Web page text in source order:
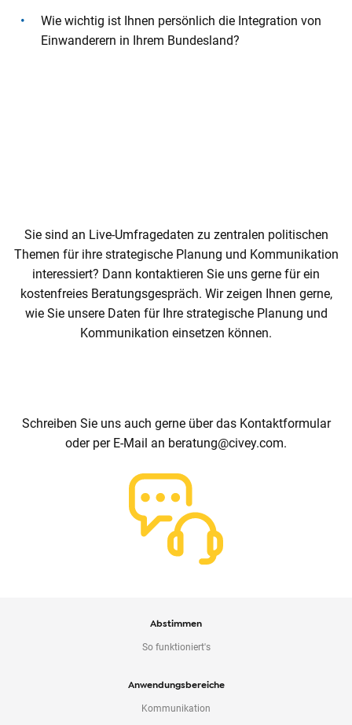
Wie wichtig ist Ihnen persönlich die Integration von
Einwanderern in Ihrem Bundesland?
Sie sind an Live-Umfragedaten zu zentralen politischen
Themen für ihre strategische Planung und Kommunikation
interessiert? Dann kontaktieren Sie uns gerne für ein
kostenfreies Beratungsgespräch. Wir zeigen Ihnen gerne,
wie Sie unsere Daten für Ihre strategische Planung und
Kommunikation einsetzen können.
Schreiben Sie uns auch gerne über das Kontaktformular
oder per E-Mail an beratung@civey.com.
Abstimmen
So funktioniert's
Anwendungsbereiche
Kommunikation